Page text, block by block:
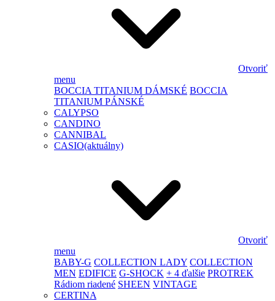
Otvoriť
menu
BOCCIA TITANIUM DÁMSKÉ BOCCIA
TITANIUM PÁNSKÉ
CALYPSO
CANDINO
CANNIBAL
CASIO(aktuálny)
Otvoriť
menu
BABY-G COLLECTION LADY COLLECTION
MEN EDIFICE G-SHOCK + 4 ďalšie PROTREK
Rádiom riadené SHEEN VINTAGE
CERTINA